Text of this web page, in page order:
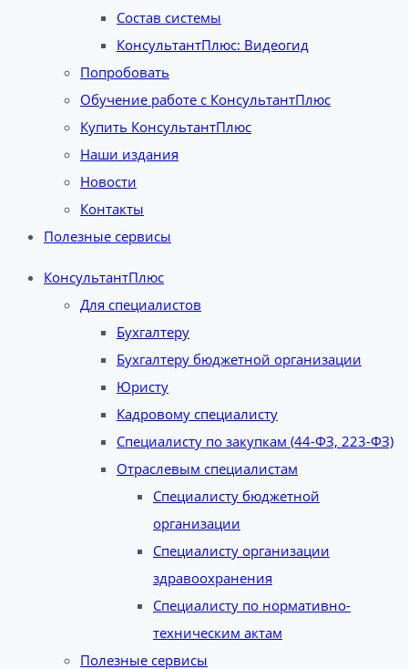
Состав системы
КонсультантПлюс: Видеогид
Попробовать
Обучение работе с КонсультантПлюс
Купить КонсультантПлюс
Наши издания
Новости
Контакты
Полезные сервисы
КонсультантПлюс
Для специалистов
Бухгалтеру
Бухгалтеру бюджетной организации
Юристу
Кадровому специалисту
Специалисту по закупкам (44-ФЗ, 223-ФЗ)
Отраслевым специалистам
Специалисту бюджетной
организации
Специалисту организации
здравоохранения
Специалисту по нормативно-
техническим актам
Полезные сервисы